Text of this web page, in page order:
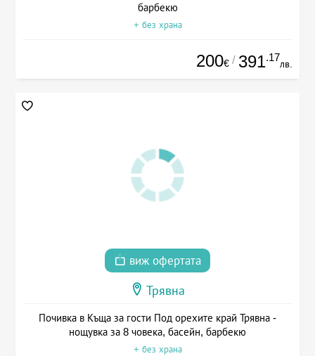
барбекю
+ без храна
200€ / 391.17
лв.
виж офертата
Трявна
Почивка в Къща за гости Под орехите край Трявна -
нощувка за 8 човека, басейн, барбекю
+ без храна